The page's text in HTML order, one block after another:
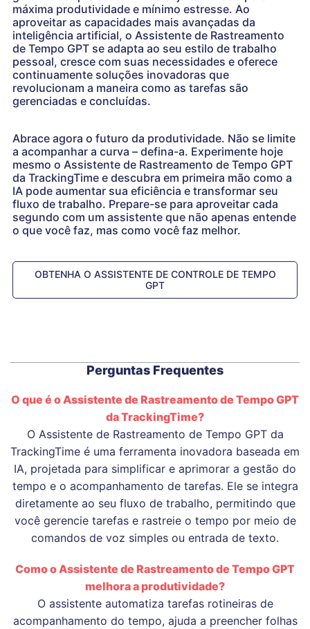
máxima produtividade e mínimo estresse. Ao
aproveitar as capacidades mais avançadas da
inteligência artificial, o Assistente de Rastreamento
de Tempo GPT se adapta ao seu estilo de trabalho
pessoal, cresce com suas necessidades e oferece
continuamente soluções inovadoras que
revolucionam a maneira como as tarefas são
gerenciadas e concluídas.
Abrace agora o futuro da produtividade. Não se limite
a acompanhar a curva – defina-a. Experimente hoje
mesmo o Assistente de Rastreamento de Tempo GPT
da TrackingTime e descubra em primeira mão como a
IA pode aumentar sua eficiência e transformar seu
fluxo de trabalho. Prepare-se para aproveitar cada
segundo com um assistente que não apenas entende
o que você faz, mas como você faz melhor.
OBTENHA O ASSISTENTE DE CONTROLE DE TEMPO
GPT
Perguntas Frequentes
O que é o Assistente de Rastreamento de Tempo GPT
da TrackingTime?
O Assistente de Rastreamento de Tempo GPT da
TrackingTime é uma ferramenta inovadora baseada em
IA, projetada para simplificar e aprimorar a gestão do
tempo e o acompanhamento de tarefas. Ele se integra
diretamente ao seu fluxo de trabalho, permitindo que
você gerencie tarefas e rastreie o tempo por meio de
comandos de voz simples ou entrada de texto.
Como o Assistente de Rastreamento de Tempo GPT
melhora a produtividade?
O assistente automatiza tarefas rotineiras de
acompanhamento do tempo, ajuda a preencher folhas